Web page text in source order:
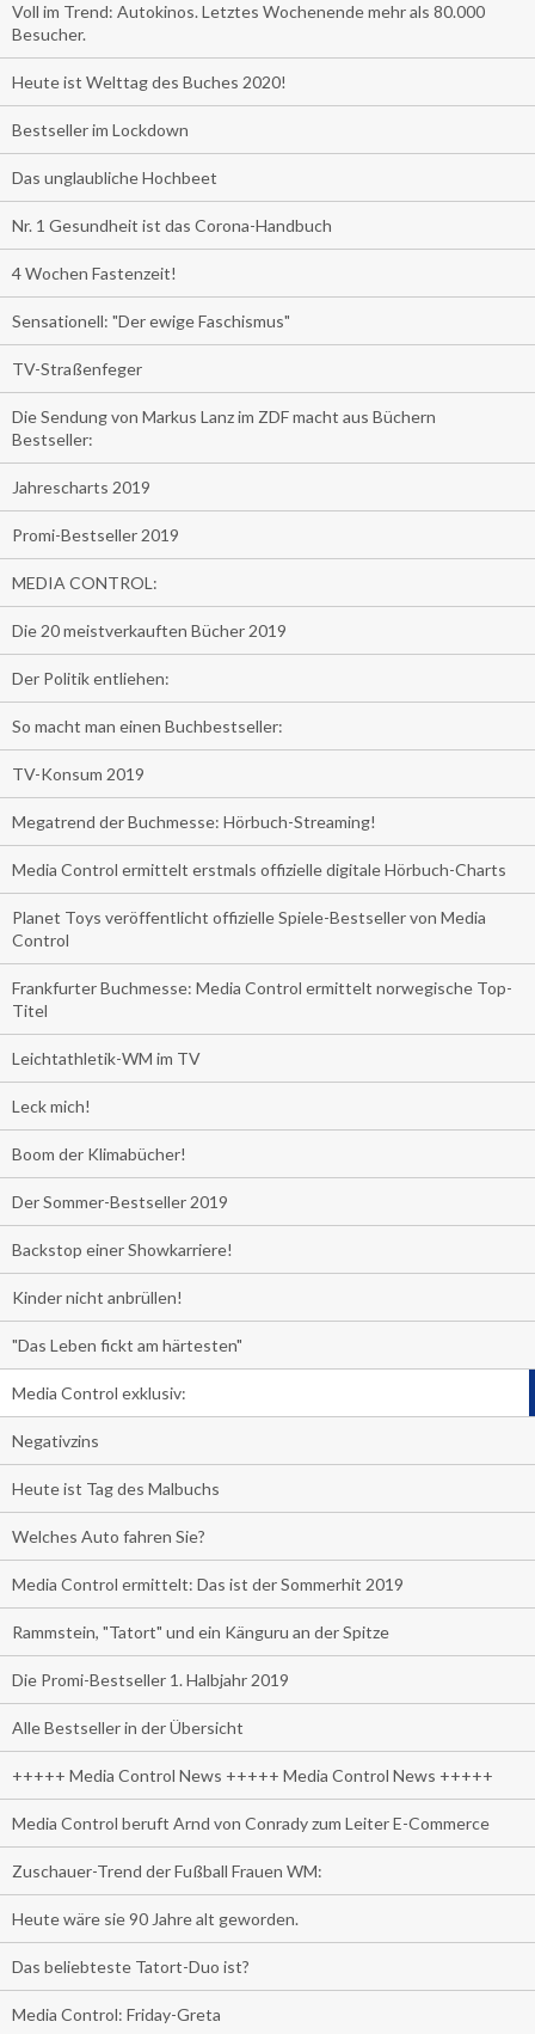
Voll im Trend: Autokinos. Letztes Wochenende mehr als 80.000
Besucher.
Heute ist Welttag des Buches 2020!
Bestseller im Lockdown
Das unglaubliche Hochbeet
Nr. 1 Gesundheit ist das Corona-Handbuch
4 Wochen Fastenzeit!
Sensationell: "Der ewige Faschismus"
TV-Straßenfeger
Die Sendung von Markus Lanz im ZDF macht aus Büchern
Bestseller:
Jahrescharts 2019
Promi-Bestseller 2019
MEDIA CONTROL:
Die 20 meistverkauften Bücher 2019
Der Politik entliehen:
So macht man einen Buchbestseller:
TV-Konsum 2019
Megatrend der Buchmesse: Hörbuch-Streaming!
Media Control ermittelt erstmals offizielle digitale Hörbuch-Charts
Planet Toys veröffentlicht offizielle Spiele-Bestseller von Media
Control
Frankfurter Buchmesse: Media Control ermittelt norwegische Top-
Titel
Leichtathletik-WM im TV
Leck mich!
Boom der Klimabücher!
Der Sommer-Bestseller 2019
Backstop einer Showkarriere!
Kinder nicht anbrüllen!
"Das Leben fickt am härtesten"
Media Control exklusiv:
Negativzins
Heute ist Tag des Malbuchs
Welches Auto fahren Sie?
Media Control ermittelt: Das ist der Sommerhit 2019
Rammstein, "Tatort" und ein Känguru an der Spitze
Die Promi-Bestseller 1. Halbjahr 2019
Alle Bestseller in der Übersicht
+++++ Media Control News +++++ Media Control News +++++
Media Control beruft Arnd von Conrady zum Leiter E-Commerce
Zuschauer-Trend der Fußball Frauen WM:
Heute wäre sie 90 Jahre alt geworden.
Das beliebteste Tatort-Duo ist?
Media Control: Friday-Greta